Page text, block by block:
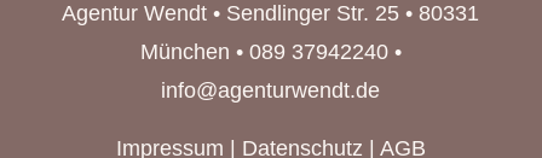
Agentur Wendt • Sendlinger Str. 25 • 80331
München • 089 37942240 •
info@agenturwendt.de
Impressum | Datenschutz | AGB